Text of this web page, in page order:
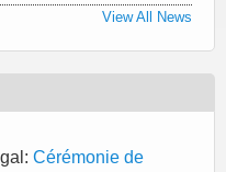
View All News
Cérémonie de